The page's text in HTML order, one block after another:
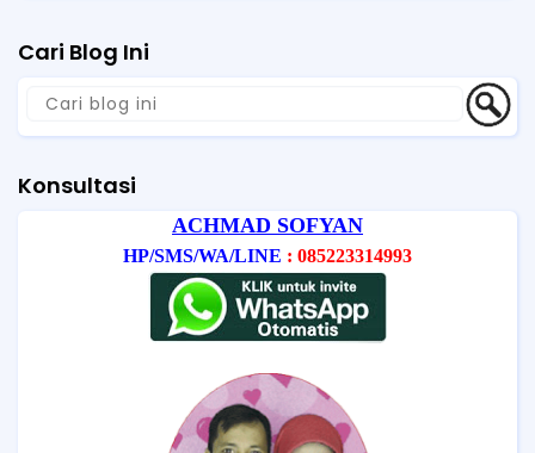
Cari Blog Ini
Konsultasi
ACHMAD SOFYAN
HP/SMS/WA/LINE : 085223314993